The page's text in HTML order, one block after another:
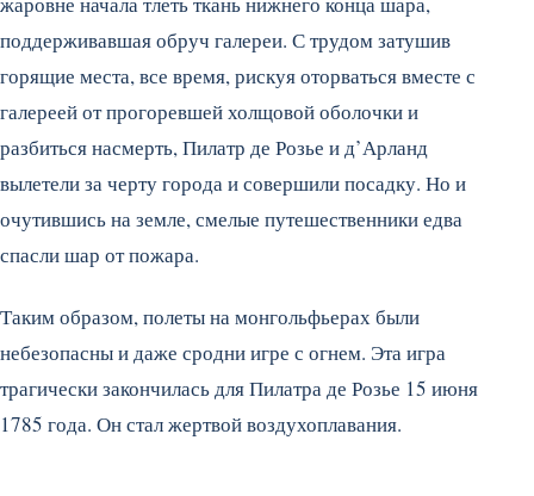
поддерживавшая обруч галереи. С трудом затушив
горящие места, все время, рискуя оторваться вместе с
галереей от прогоревшей холщовой оболочки и
разбиться насмерть, Пилатр де Розье и д’Арланд
вылетели за черту города и совершили посадку. Но и
очутившись на земле, смелые путешественники едва
спасли шар от пожара.
Таким образом, полеты на монгольфьерах были
небезопасны и даже сродни игре с огнем. Эта игра
трагически закончилась для Пилатра де Розье 15 июня
1785 года. Он стал жертвой воздухоплавания.